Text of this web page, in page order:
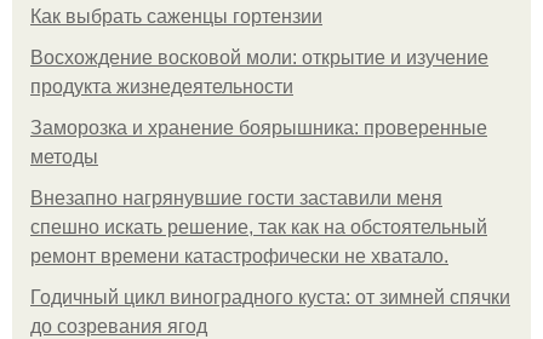
Как выбрать саженцы гортензии
Восхождение восковой моли: открытие и изучение
продукта жизнедеятельности
Заморозка и хранение боярышника: проверенные
методы
Внезапно нагрянувшие гости заставили меня
спешно искать решение, так как на обстоятельный
ремонт времени катастрофически не хватало.
Годичный цикл виноградного куста: от зимней спячки
до созревания ягод